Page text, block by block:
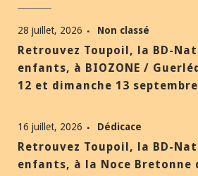
28 juillet, 2026 Non classé
Retrouvez Toupoil, la BD-
enfants, à BIOZONE /
12 et dimanche 13
16 juillet, 2026 Dédicace
Retrouvez Toupoil, la BD-
enfants, à la Noce Bretonne